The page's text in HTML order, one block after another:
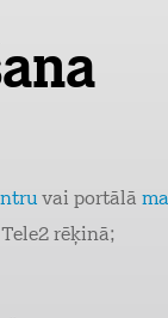
vai portālā
rēķinā;